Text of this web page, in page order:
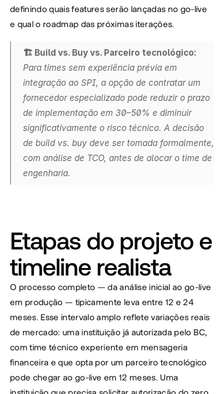
definindo quais features serão lançadas no go-live
e qual o roadmap das próximas iterações.
Para times sem experiência prévia em
integração ao SPI, a opção de contratar um
fornecedor especializado pode reduzir o prazo
de implementação em 30–50% e diminuir
significativamente o risco técnico. A decisão
de build vs. buy deve ser tomada formalmente,
com análise de TCO, antes de alocar o time de
engenharia.
Etapas do projeto e
timeline realista
O processo completo — da análise inicial ao go-live
em produção — tipicamente leva entre 12 e 24
meses. Esse intervalo amplo reflete variações reais
de mercado: uma instituição já autorizada pelo BC,
com time técnico experiente em mensageria
financeira e que opta por um parceiro tecnológico
pode chegar ao go-live em 12 meses. Uma
instituição que precisa solicitar autorização do zero,